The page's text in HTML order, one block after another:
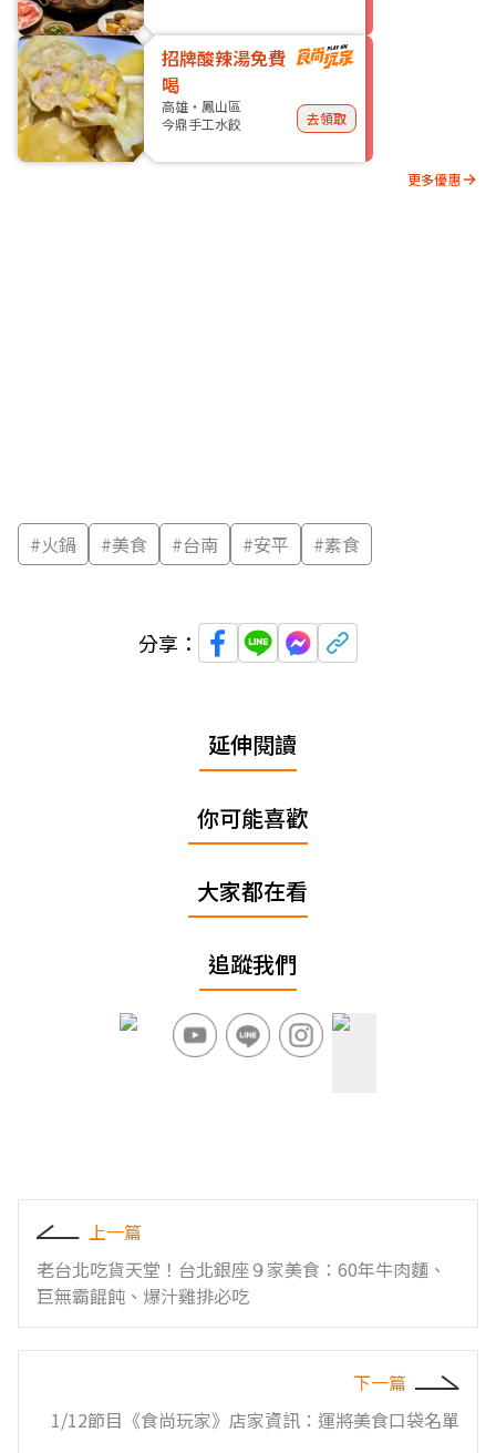
招牌酸辣湯免費
喝
高雄・鳳山區
今鼎手工水餃
去領取
更多優惠
#火鍋 #美食 #台南 #安平 #素食
分享：
延伸閱讀
你可能喜歡
大家都在看
追蹤我們
上一篇
老台北吃貨天堂！台北銀座９家美食：60年牛肉麵、
巨無霸餛飩、爆汁雞排必吃
下一篇
1/12節目《食尚玩家》店家資訊：運將美食口袋名單